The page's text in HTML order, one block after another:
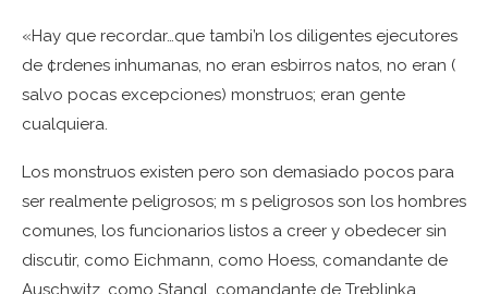
«Hay que recordar…que tambi’n los diligentes ejecutores
de ¢rdenes inhumanas, no eran esbirros natos, no eran (
salvo pocas excepciones) monstruos; eran gente
cualquiera.
Los monstruos existen pero son demasiado pocos para
ser realmente peligrosos; m s peligrosos son los hombres
comunes, los funcionarios listos a creer y obedecer sin
discutir, como Eichmann, como Hoess, comandante de
Auschwitz, como Stangl, comandante de Treblinka,